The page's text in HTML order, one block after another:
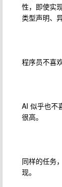
性，即使实
类型声明、
程序员不喜
AI 似乎也不
很高。
同样的任务
现。